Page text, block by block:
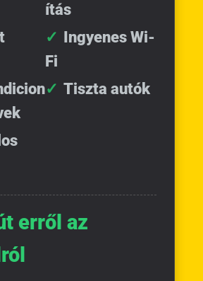
ítás
Ingyenes Wi-
Fi
Tiszta autók
erről az